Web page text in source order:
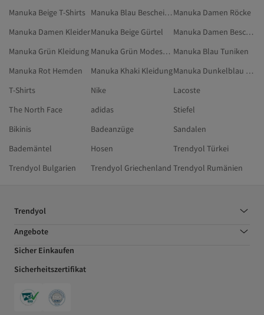
Manuka Beige T-Shirts
Manuka Blau Bescheidene Blusen Manuka Damen Röcke
Manuka Damen KleiderManuka Beige Gürtel
Manuka Damen Bescheidene Tuniken
Manuka Grün Kleidung
Manuka Grün Modest Kleidung Manuka Blau Tuniken
Manuka Rot Hemden
Manuka Khaki Kleidung
Manuka Dunkelblau Blusen
T-Shirts
Nike
Lacoste
The North Face
adidas
Stiefel
Bikinis
Badeanzüge
Sandalen
Bademäntel
Hosen
Trendyol Türkei
Trendyol Bulgarien
Trendyol Griechenland Trendyol Rumänien
Trendyol
Angebote
Sicher Einkaufen
Sicherheitszertifikat